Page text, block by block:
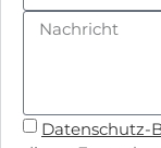
Datenschutz-